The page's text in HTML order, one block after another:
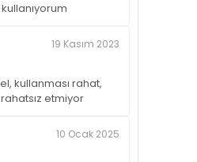
19 Kasım 2023
kullanması rahat,
etmiyor
10 Ocak 2025